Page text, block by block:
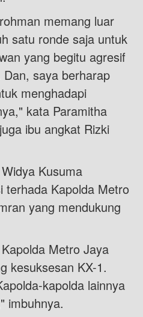
memang luar
satu ronde saja untuk
yang begitu agresif
saya berharap
menghadapi
kata Paramitha
ibu angkat Rizki
Kusuma
terhada Kapolda Metro
yang mendukung
Metro Jaya
kesuksesan KX-1.
kapolda lainnya
imbuhnya.